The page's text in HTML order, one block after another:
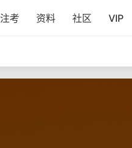
注考 资料 社区 VIP